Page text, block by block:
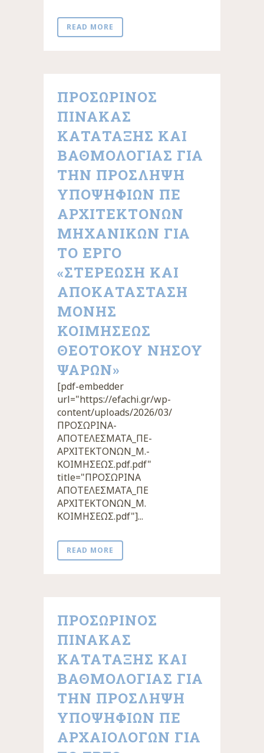
READ MORE
ΠΡΟΣΩΡΙΝΟΣ
ΠΙΝΑΚΑΣ
ΚΑΤΑΤΑΞΗΣ ΚΑΙ
ΒΑΘΜΟΛΟΓΙΑΣ ΓΙΑ
ΤΗΝ ΠΡΟΣΛΗΨΗ
ΥΠΟΨΗΦΙΩΝ ΠΕ
ΑΡΧΙΤΕΚΤΟΝΩΝ
ΜΗΧΑΝΙΚΩΝ ΓΙΑ
ΤΟ ΕΡΓΟ
«ΣΤΕΡΕΩΣΗ ΚΑΙ
ΑΠΟΚΑΤΑΣΤΑΣΗ
ΜΟΝΗΣ
ΚΟΙΜΗΣΕΩΣ
ΘΕΟΤΟΚΟΥ ΝΗΣΟΥ
ΨΑΡΩΝ»
[pdf-embedder
url="https://efachi.gr/wp-
content/uploads/2026/03/
ΠΡΟΣΩΡΙΝΑ-
ΑΠΟΤΕΛΕΣΜΑΤΑ_ΠΕ-
ΑΡΧΙΤΕΚΤΟΝΩΝ_Μ.-
ΚΟΙΜΗΣΕΩΣ.pdf.pdf"
title="ΠΡΟΣΩΡΙΝΑ
ΑΠΟΤΕΛΕΣΜΑΤΑ_ΠΕ
ΑΡΧΙΤΕΚΤΟΝΩΝ_Μ.
ΚΟΙΜΗΣΕΩΣ.pdf"]...
READ MORE
ΠΡΟΣΩΡΙΝΟΣ
ΠΙΝΑΚΑΣ
ΚΑΤΑΤΑΞΗΣ ΚΑΙ
ΒΑΘΜΟΛΟΓΙΑΣ ΓΙΑ
ΤΗΝ ΠΡΟΣΛΗΨΗ
ΥΠΟΨΗΦΙΩΝ ΠΕ
ΑΡΧΑΙΟΛΟΓΩΝ ΓΙΑ